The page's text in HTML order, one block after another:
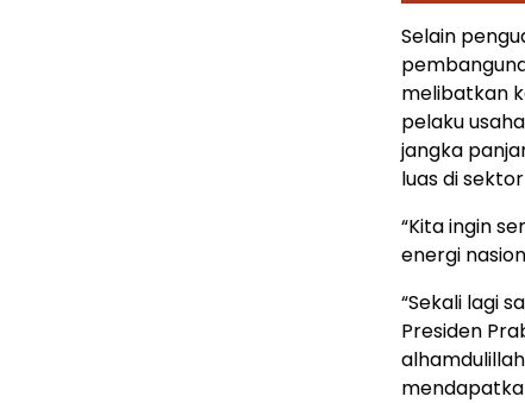
Selain
melibatkan
pelaku
jangka
luas di
“Kita ingin
energi
“Sekali lagi
Presiden